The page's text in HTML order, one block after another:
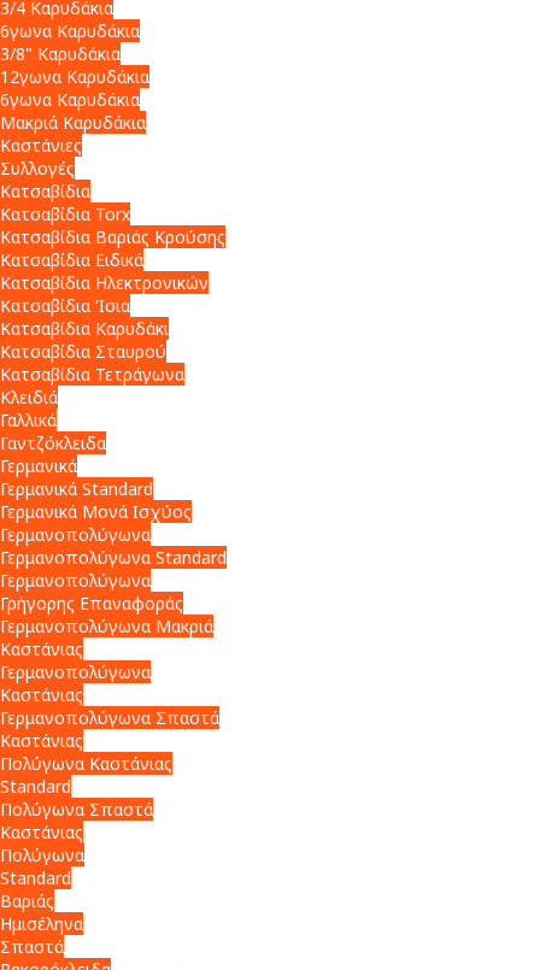
3/4 Καρυδάκια
6γωνα Καρυδάκια
3/8" Καρυδάκια
12γωνα Καρυδάκια
6γωνα Καρυδάκια
Μακριά Καρυδάκια
Καστάνιες
Συλλογές
Κατσαβίδια
Κατσαβίδια Torx
Κατσαβίδια Βαριάς Κρούσης
Κατσαβίδια Ειδικά
Κατσαβίδια Ηλεκτρονικών
Κατσαβίδια Ίσια
Κατσαβίδια Καρυδάκι
Κατσαβίδια Σταυρού
Κατσαβίδια Τετράγωνα
Κλειδιά
Γαλλικά
Γαντζόκλειδα
Γερμανικά
Γερμανικά Standard
Γερμανικά Μονά Ισχύος
Γερμανοπολύγωνα
Γερμανοπολύγωνα Standard
Γερμανοπολύγωνα
Γρήγορης Επαναφοράς
Γερμανοπολύγωνα Μακριά
Καστάνιας
Γερμανοπολύγωνα
Καστάνιας
Γερμανοπολύγωνα Σπαστά
Καστάνιας
Πολύγωνα Καστάνιας
Standard
Πολύγωνα Σπαστά
Καστάνιας
Πολύγωνα
Standard
Βαριάς
Ημισέληνα
Σπαστά